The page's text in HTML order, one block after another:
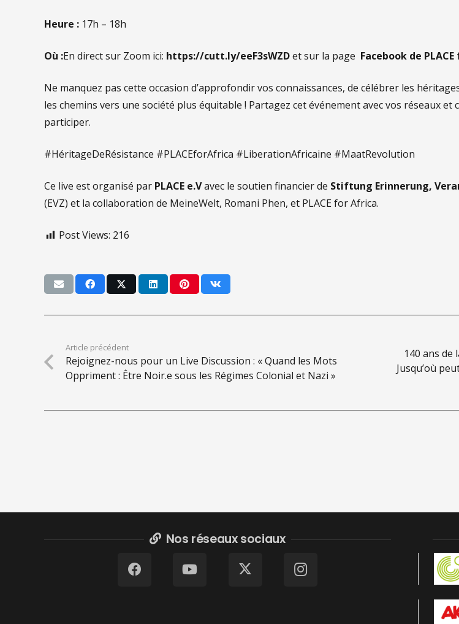
Heure : 17h – 18h
Où :En direct sur Zoom ici: https://cutt.ly/eeF3sWZDet sur la page Facebook de
Ne manquez pas cette occasion d’approfondir vos connaissances, de célébrer les
les chemins vers une société plus équitable ! Partagez cet événement avec vos réseaux
participer.
#HéritageDeRésistance #PLACEforAfrica #LiberationAfricaine #MaatRevolution
Ce live est organisé par PLACE e.Vavec le soutien financier de Stiftung Erinnerung,
(EVZ) et la collaboration de MeineWelt, Romani Phen, et PLACE for Africa.
Post Views: 216
Article précédent
Rejoignez-nous pour un Live Discussion : « Quand les Mots
Oppriment : Être Noir.e sous les Régimes Colonial et Nazi »
140 ans de
Jusqu’où
Nos réseaux sociaux